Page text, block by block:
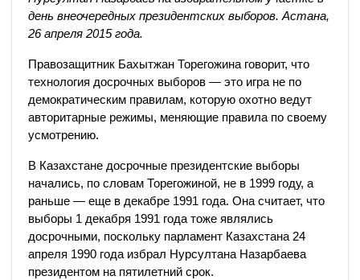
день внеочередных президентских выборов. Астана,
26 апреля 2015 года.
Правозащитник Бахытжан Торегожина говорит, что
технология досрочных выборов — это игра не по
демократическим правилам, которую охотно ведут
авторитарные режимы, меняющие правила по своему
усмотрению.
В Казахстане досрочные президентские выборы
начались, по словам Торегожиной, не в 1999 году, а
раньше — еще в декабре 1991 года. Она считает, что
выборы 1 декабря 1991 года тоже являлись
досрочными, поскольку парламент Казахстана 24
апреля 1990 года избрал Нурсултана Назарбаева
президентом на пятилетний срок.